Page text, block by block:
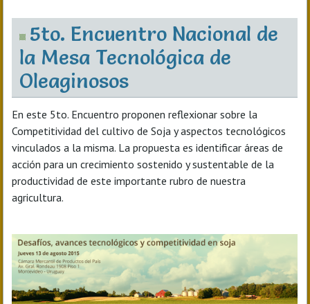
5to. Encuentro Nacional de
la Mesa Tecnológica de
Oleaginosos
En este 5to. Encuentro proponen reflexionar sobre la
Competitividad del cultivo de Soja y aspectos tecnológicos
vinculados a la misma. La propuesta es identificar áreas de
acción para un crecimiento sostenido y sustentable de la
productividad de este importante rubro de nuestra
agricultura.